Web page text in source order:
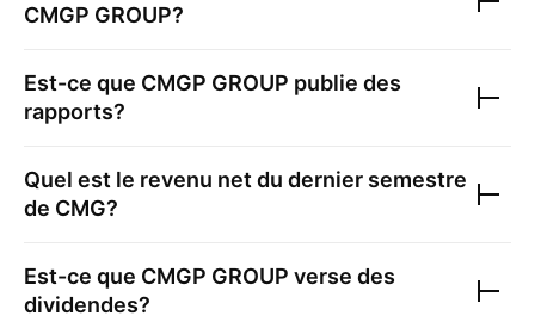
CMGP GROUP?
Est-ce que CMGP GROUP publie des
rapports?
Quel est le revenu net du dernier semestre
de CMG?
Est-ce que CMGP GROUP verse des
dividendes?